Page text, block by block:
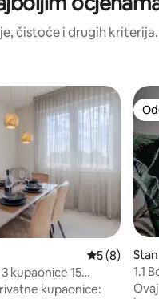
čistoće i drugih kriterija.
Prosječna
5 (8)
kupaonice 15
kupaonice:
1.1